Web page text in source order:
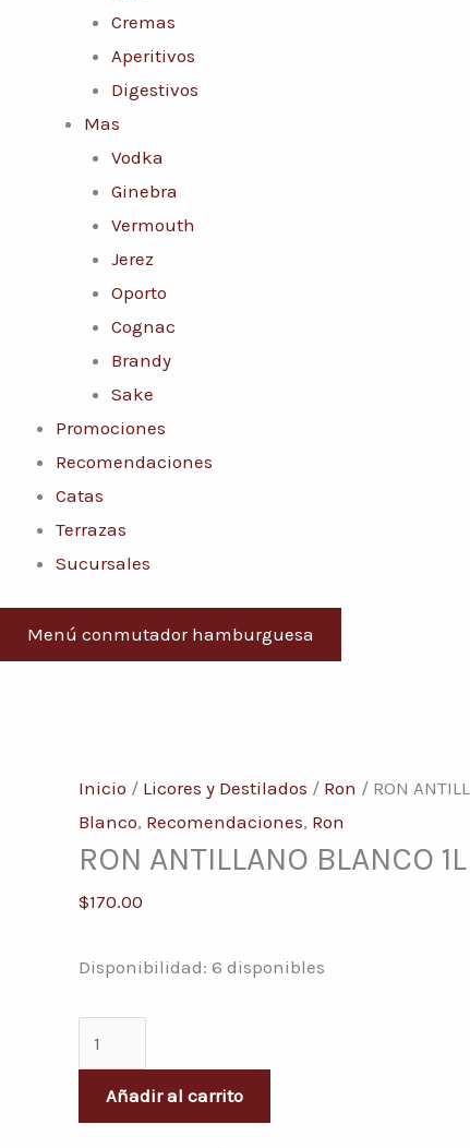
Cremas
Aperitivos
Digestivos
Mas
Vodka
Ginebra
Vermouth
Jerez
Oporto
Cognac
Brandy
Sake
Promociones
Recomendaciones
Catas
Terrazas
Sucursales
Menú conmutador hamburguesa
Inicio / Licores y Destilados / Ron / RON
Blanco, Recomendaciones, Ron
RON ANTILLANO BLANCO 1L
$170.00
Disponibilidad: 6 disponibles
ANTILLANO
BLANCO
1L
Añadir al carrito